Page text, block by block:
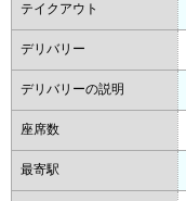
テイクアウト
デリバリー
デリバリーの説明
座席数
最寄駅